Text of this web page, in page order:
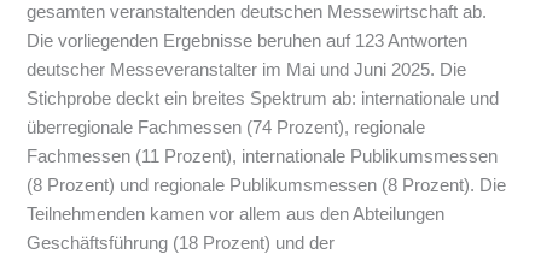
gesamten veranstaltenden deutschen Messewirtschaft ab.
Die vorliegenden Ergebnisse beruhen auf 123 Antworten
deutscher Messeveranstalter im Mai und Juni 2025. Die
Stichprobe deckt ein breites Spektrum ab: internationale und
überregionale Fachmessen (74 Prozent), regionale
Fachmessen (11 Prozent), internationale Publikumsmessen
(8 Prozent) und regionale Publikumsmessen (8 Prozent). Die
Teilnehmenden kamen vor allem aus den Abteilungen
Geschäftsführung (18 Prozent) und der